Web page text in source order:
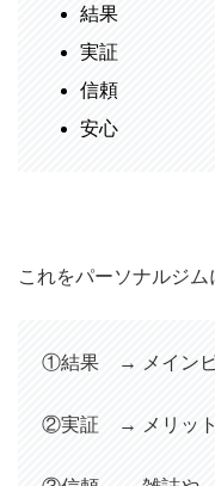
結果
実証
信頼
安心
これをパーソナルジム
①結果 → メインビ
②実証 → メリット